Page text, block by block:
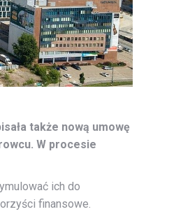
także nową umowę
W procesie
ich do
finansowe.